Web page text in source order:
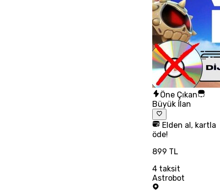
Öne Çıkan
Büyük İlan
Elden al, kartla
öde!
899 TL
4taksit
Astrobot